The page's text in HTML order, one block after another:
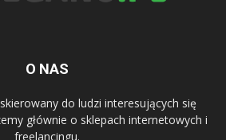
O NAS
do ludzi interesujących się
głównie o sklepach internetowych i
freelancingu.